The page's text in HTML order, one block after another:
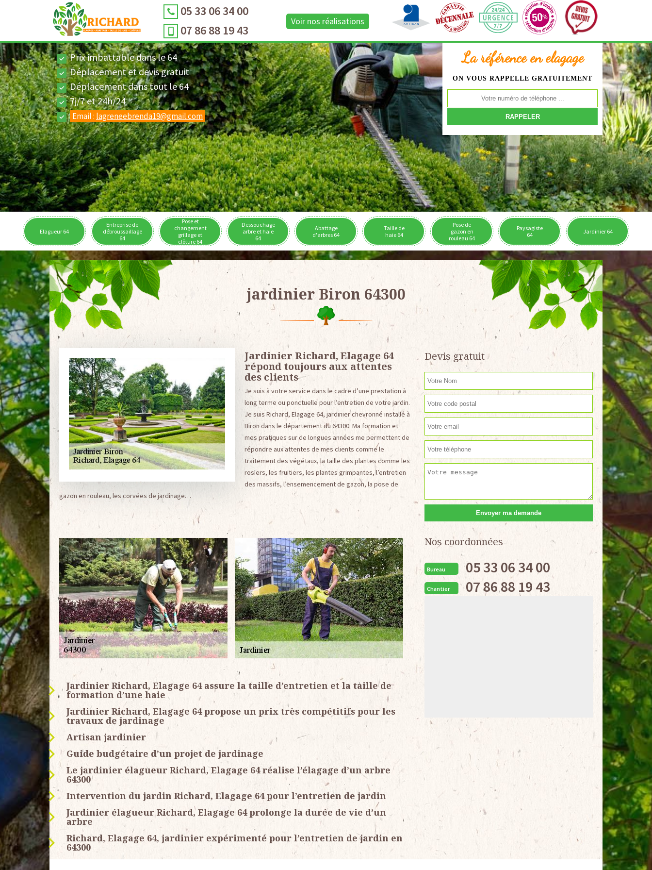
05 33 06 34 00
07 86 88 19 43
Voir nos réalisations
La référence en elagage
ON VOUS RAPPELLE GRATUITEMENT
Prix imbattable dans le 64
Déplacement et devis gratuit
Déplacement dans tout le 64
7j/7 et 24h/24
Email : lagreneebrenda19@gmail.com
Elagueur 64
Entreprise de
débroussaillage
64
Pose et
changement
grillage et
clôture 64
Dessouchage
arbre et haie
64
Abattage
d'arbres 64
Taille de
haie 64
Pose de
gazon en
rouleau 64
Paysagiste
64
Jardinier 64
jardinier Biron 64300
Jardinier Richard, Elagage 64
répond toujours aux attentes
des clients
Je suis à votre service dans le cadre d’une prestation à
long terme ou ponctuelle pour l’entretien de votre jardin.
Je suis Richard, Elagage 64, jardinier chevronné installé à
Biron dans le département du 64300. Ma formation et
mes pratiques sur de longues années me permettent de
répondre aux attentes de mes clients comme le
traitement des végétaux, la taille des plantes comme les
rosiers, les fruitiers, les plantes grimpantes, l’entretien
des massifs, l’ensemencement de gazon, la pose de
gazon en rouleau, les corvées de jardinage…
Jardinier Richard, Elagage 64 assure la taille d’entretien et la taille de
formation d’une haie
Jardinier Richard, Elagage 64 propose un prix très compétitifs pour les
travaux de jardinage
Artisan jardinier
Guide budgétaire d’un projet de jardinage
Le jardinier élagueur Richard, Elagage 64 réalise l’élagage d’un arbre
64300
Intervention du jardin Richard, Elagage 64 pour l’entretien de jardin
Jardinier élagueur Richard, Elagage 64 prolonge la durée de vie d’un
arbre
Richard, Elagage 64, jardinier expérimenté pour l’entretien de jardin en
64300
Devis gratuit
Nos coordonnées
Bureau 05 33 06 34 00
Chantier 07 86 88 19 43